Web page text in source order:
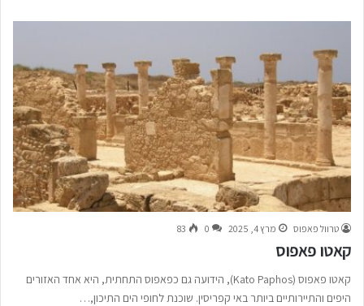
טרוול פאפוס מרץ 4, 2025 0
83
קאטו פאפוס
קאטו פאפוס (Kato Paphos), הידועה גם כפאפוס התחתית, היא אחד האזורים
היפים והתיירותיים ביותר באי קפריסין. שוכנת לחופי הים התיכון,…